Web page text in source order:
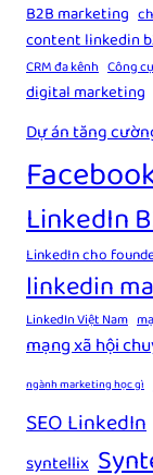
B2B marketing
content linkedin
CRM đa kênh Công
digital marketing
Dự án tăng
LinkedIn
LinkedIn cho
linkedin
LinkedIn Việt Nam
mạng xã hội
ngành marketing học gì
SEO LinkedIn
syntellix